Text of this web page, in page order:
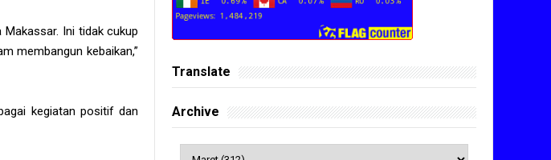
Ini tidak cukup
membangun kebaikan,”
kegiatan positif dan
Translate
Archive